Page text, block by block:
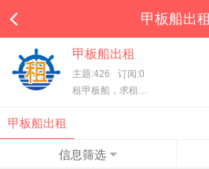
甲板船出租
甲板船出租
主题:426
订阅:0
租甲板船，求租甲板船，一手甲板船东直租，项目方求租，甲板船东、货主都在这里，快进来看看吧！
甲板船出租
信息筛选